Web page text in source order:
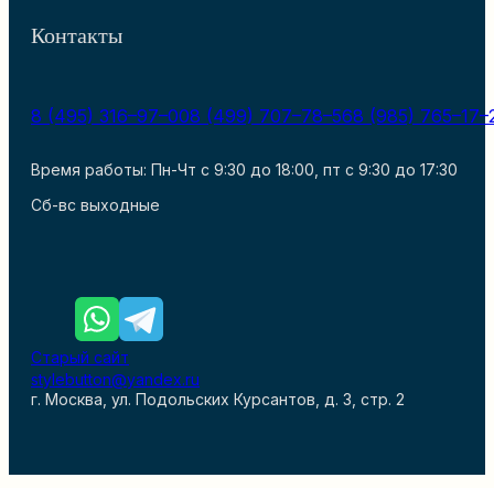
Контакты
8 (495) 316–97–008 (499) 707–78–568 (985)
Время работы: Пн-Чт с 9:30 до 18:00, пт с 9:30 до 17:30
Сб-вс выходные
Старый сайт
stylebutton@yandex.ru
г. Москва, ул. Подольских Курсантов, д. 3, стр. 2